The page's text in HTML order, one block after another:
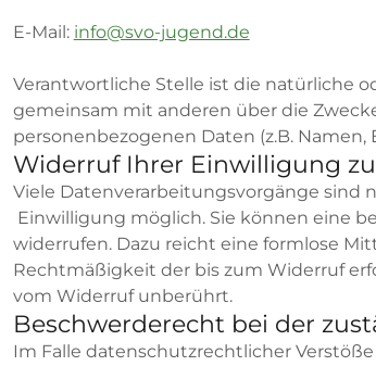
E-Mail: info@svo-jugend.de
Verantwortliche Stelle ist die natürliche
gemeinsam mit anderen über die
personenbezogenen Daten (z.B.
Widerruf Ihrer Einwilligung
Viele Datenverarbeitungsvorgänge sind
Einwilligung möglich. Sie können eine
widerrufen. Dazu reicht eine formlose
Rechtmäßigkeit der bis zum Widerruf
vom Widerruf unberührt.
Beschwerderecht bei der
Im Falle datenschutzrechtlicher